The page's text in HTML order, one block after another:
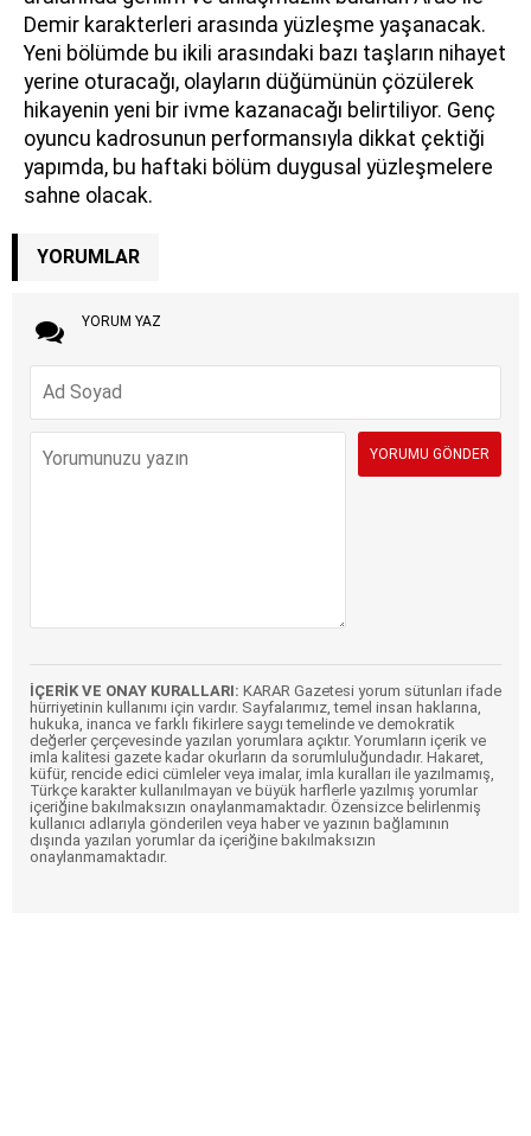
Demir karakterleri arasında yüzleşme yaşanacak.
Yeni bölümde bu ikili arasındaki bazı taşların nihayet
yerine oturacağı, olayların düğümünün çözülerek
hikayenin yeni bir ivme kazanacağı belirtiliyor. Genç
oyuncu kadrosunun performansıyla dikkat çektiği
yapımda, bu haftaki bölüm duygusal yüzleşmelere
sahne olacak.
YORUMLAR
YORUM YAZ
İÇERİK VE ONAY KURALLARI: KARAR Gazetesi yorum sütunları ifade
hürriyetinin kullanımı için vardır. Sayfalarımız, temel insan haklarına,
hukuka, inanca ve farklı fikirlere saygı temelinde ve demokratik
değerler çerçevesinde yazılan yorumlara açıktır. Yorumların içerik ve
imla kalitesi gazete kadar okurların da sorumluluğundadır. Hakaret,
küfür, rencide edici cümleler veya imalar, imla kuralları ile yazılmamış,
Türkçe karakter kullanılmayan ve büyük harflerle yazılmış yorumlar
içeriğine bakılmaksızın onaylanmamaktadır. Özensizce belirlenmiş
kullanıcı adlarıyla gönderilen veya haber ve yazının bağlamının
dışında yazılan yorumlar da içeriğine bakılmaksızın
onaylanmamaktadır.